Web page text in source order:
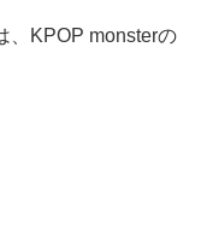
、KPOP monsterの